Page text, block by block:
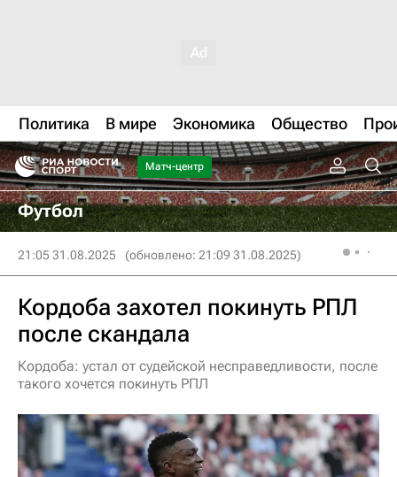
Политика В мире Экономика Общество
Матч-центр
Футбол
21:05 31.08.2025 (обновлено: 21:09 31.08.2025)
Кордоба захотел покинуть РПЛ
после скандала
Кордоба: устал от судейской несправедливости, после
такого хочется покинуть РПЛ